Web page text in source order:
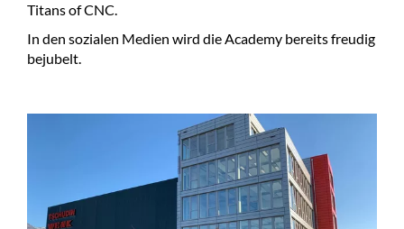
Titans of CNC.
In den sozialen Medien wird die Academy bereits freudig
bejubelt.